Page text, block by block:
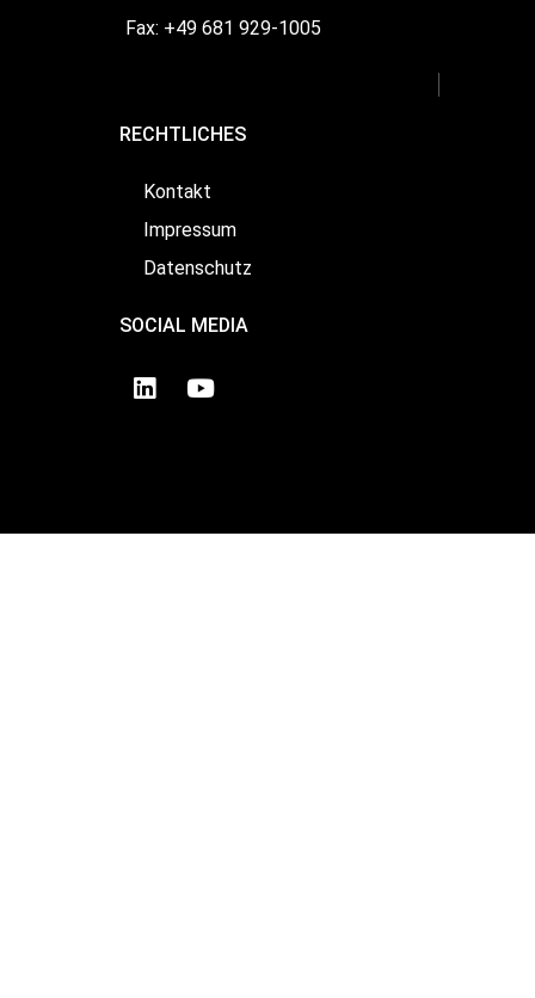
Fax: +49 681 929-1005
RECHTLICHES
Kontakt
Impressum
Datenschutz
SOCIAL MEDIA